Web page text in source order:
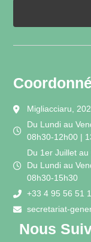
Migliacciaru,
Du Lundi au
08h30-12h00 |
Du 1er Juillet au
Du Lundi au
08h30-15h30
+33 4 95 56 51
secretariat-
Nous